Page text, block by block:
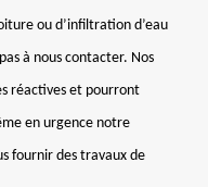
ou d’infiltration d’eau
à nous contacter. Nos
réactives et pourront
en urgence notre
fournir des travaux de